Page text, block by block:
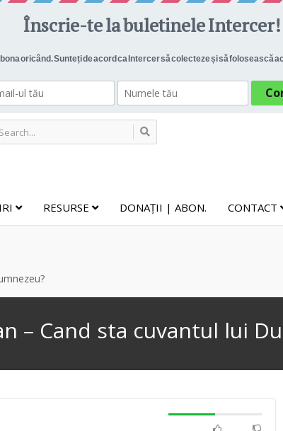
RESURSE DONAȚII | ABON. CONTACT
– Cand sta cuvantul lui